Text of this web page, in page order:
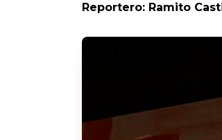
Reportero: Ramito